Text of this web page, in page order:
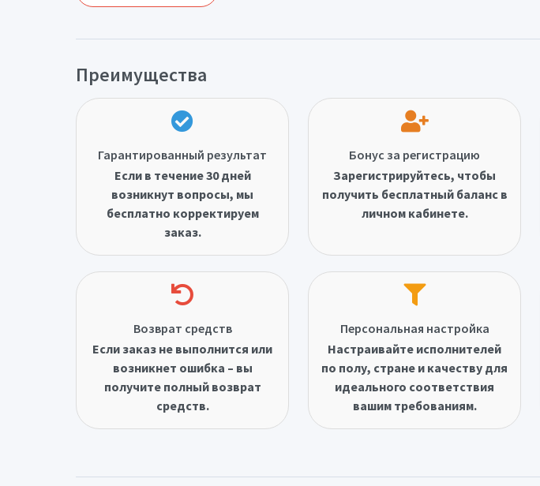
Преимущества
Гарантированный результат
Если в течение 30 дней
возникнут вопросы, мы
бесплатно корректируем
заказ.
Бонус за регистрацию
Зарегистрируйтесь, чтобы
получить бесплатный баланс в
личном кабинете.
Возврат средств
Если заказ не выполнится или
возникнет ошибка – вы
получите полный возврат
средств.
Персональная настройка
Настраивайте исполнителей
по полу, стране и качеству для
идеального соответствия
вашим требованиям.